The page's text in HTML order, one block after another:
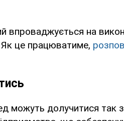
впроваджується на
це працюватиме,
можуть долучитися так